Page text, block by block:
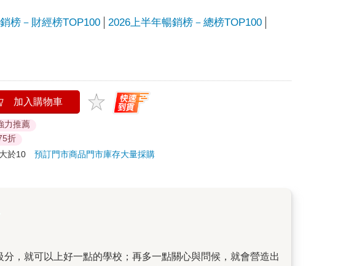
榜－財經榜TOP100 2026上半年暢銷榜－總榜TOP100
加入購物車
力推薦
折
大於10預訂門市商品門市庫存大量採購